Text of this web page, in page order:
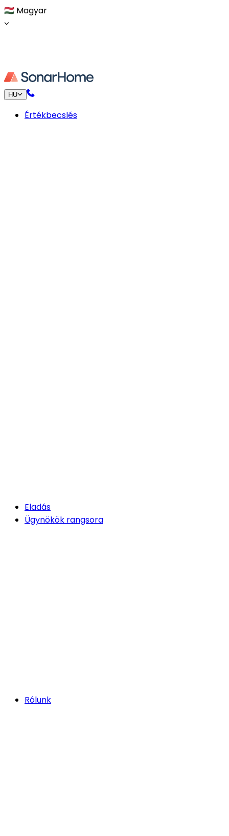
🇭🇺 Magyar
HU
Értékbecslés
Eladás
Ügynökök rangsora
Rólunk